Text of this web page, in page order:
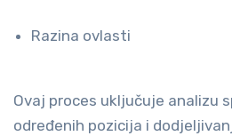
Razina ovlasti
Ovaj proces uključuje analizu
određenih pozicija i